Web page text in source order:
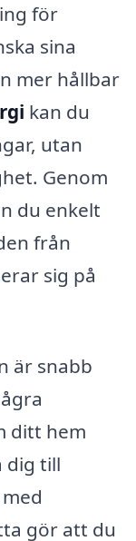
för
sina
mer hållbar
kan du
utan
Genom
du enkelt
från
sig på
är snabb
ditt hem
dig till
gör att du